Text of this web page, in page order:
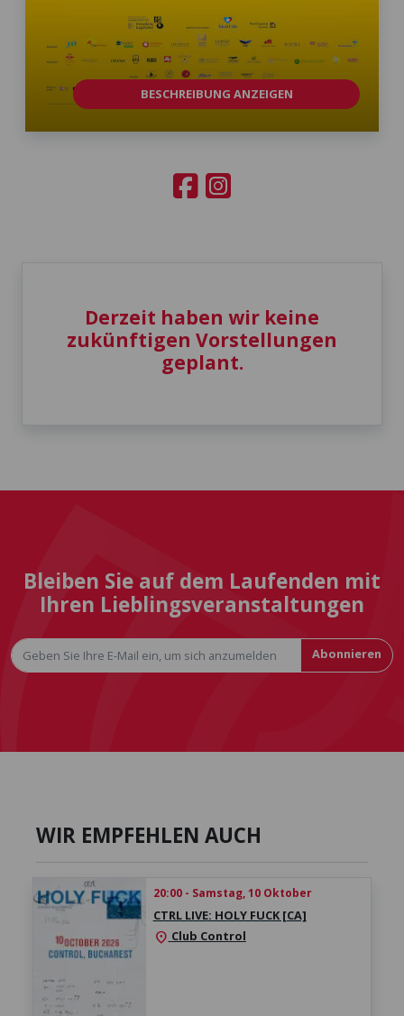
BESCHREIBUNG ANZEIGEN
Derzeit haben wir keine
zukünftigen Vorstellungen
geplant.
Bleiben Sie auf dem Laufenden mit
Ihren Lieblingsveranstaltungen
Abonnieren
WIR EMPFEHLEN AUCH
20:00 - Samstag, 10 Oktober
CTRL LIVE: HOLY FUCK [CA]
location_on Club Control